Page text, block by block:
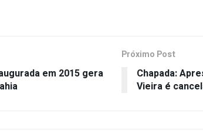
em 2015 gera
Próximo Post
Chapada:
Vieira é